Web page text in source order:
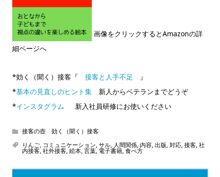
画像をクリックするとAmazonの詳
細ページへ
*効く（聞く）接客『 接客と人手不足
』
*基本の見直しのヒント集新人からベテランまでどうぞ
*インスタグラム 新入社員研修にお使いください
接客の壺 効く（聞く）接客
りんご, コミュニケーション,サル, 人間関係, 内容,出版,対応,接客,社
内接客,社外接客,絵本,言葉, 電子書籍,食べ方